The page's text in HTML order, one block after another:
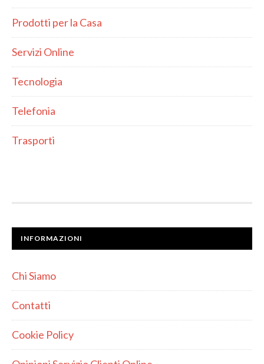
Prodotti per la Casa
Servizi Online
Tecnologia
Telefonia
Trasporti
INFORMAZIONI
Chi Siamo
Contatti
Cookie Policy